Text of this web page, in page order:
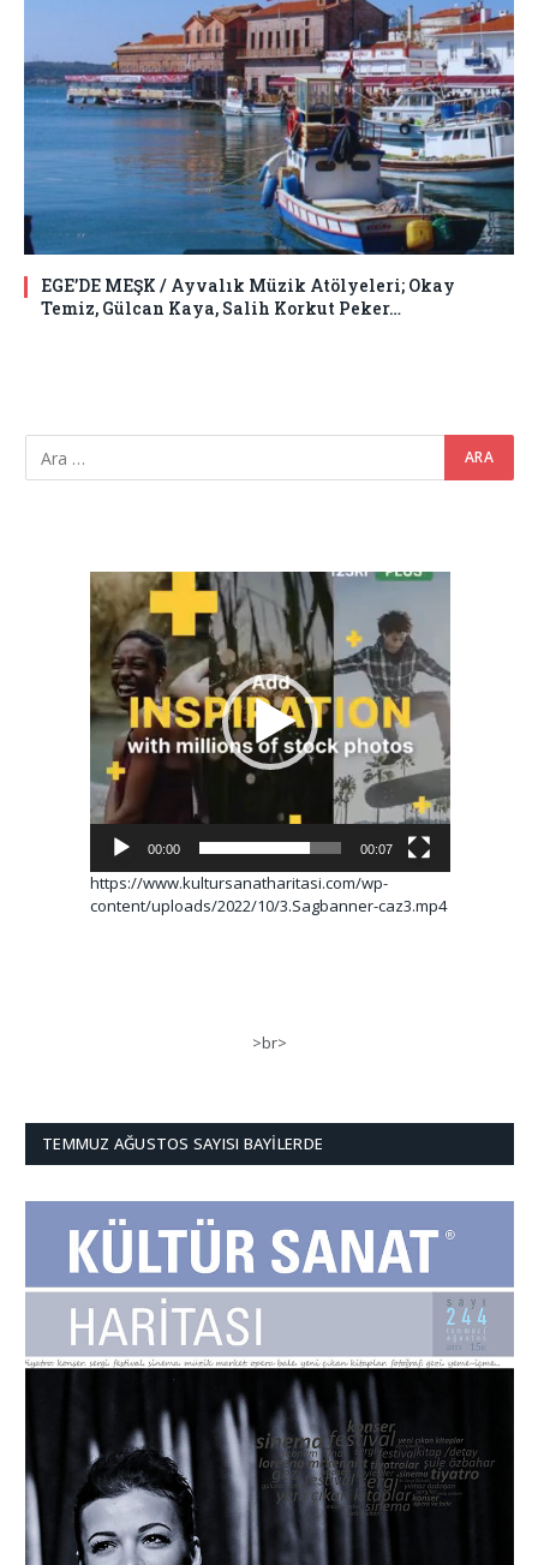
EGE’DE MEŞK / Ayvalık Müzik Atölyeleri; Okay
Temiz, Gülcan Kaya, Salih Korkut Peker…
Video
oynatıcı
00:00 00:07
https://www.kultursanatharitasi.com/wp-
content/uploads/2022/10/3.Sagbanner-caz3.mp4
>br>
TEMMUZ AĞUSTOS SAYISI BAYILERDE